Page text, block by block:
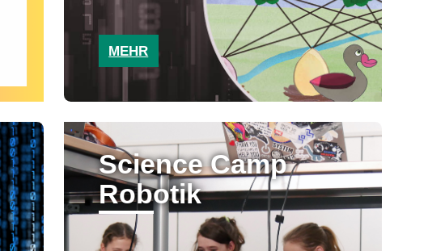
MEHR
Science Camp
Robotik